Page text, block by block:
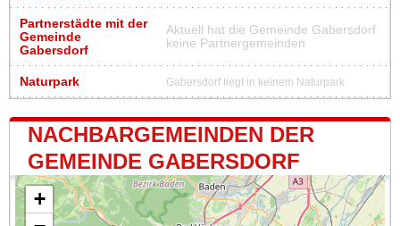
Partnerstädte mit der
Gemeinde
Gabersdorf
Aktuell hat die Gemeinde Gabersdorf
keine Partnergemeinden
Naturpark Gabersdorf liegt in keinem Naturpark
NACHBARGEMEINDEN DER
GEMEINDE GABERSDORF
+